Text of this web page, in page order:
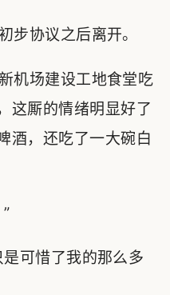
协议之后离开。
机场建设工地食堂吃
这厮的情绪明显好了
酒，还吃了一大碗白
可惜了我的那么多